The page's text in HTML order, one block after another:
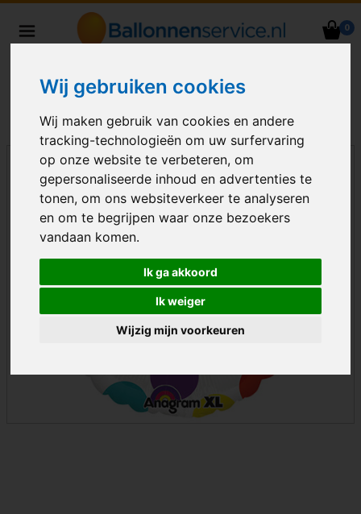
Wij gebruiken cookies
Wij maken gebruik van cookies en andere
tracking-technologieën om uw surfervaring
op onze website te verbeteren, om
gepersonaliseerde inhoud en advertenties te
tonen, om ons websiteverkeer te analyseren
en om te begrijpen waar onze bezoekers
vandaan komen.
Ik ga akkoord
Ik weiger
Wijzig mijn voorkeuren
0
Nederland